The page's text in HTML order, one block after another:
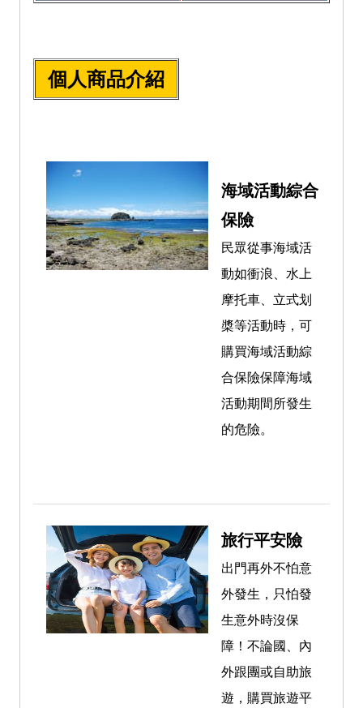
個人商品介紹
海域活動綜合
保險
民眾從事海域活
動如衝浪、水上
摩托車、立式划
槳等活動時，可
購買海域活動綜
合保險保障海域
活動期間所發生
的危險。
旅行平安險
出門再外不怕意
外發生，只怕發
生意外時沒保
障！不論國、內
外跟團或自助旅
遊，購買旅遊平